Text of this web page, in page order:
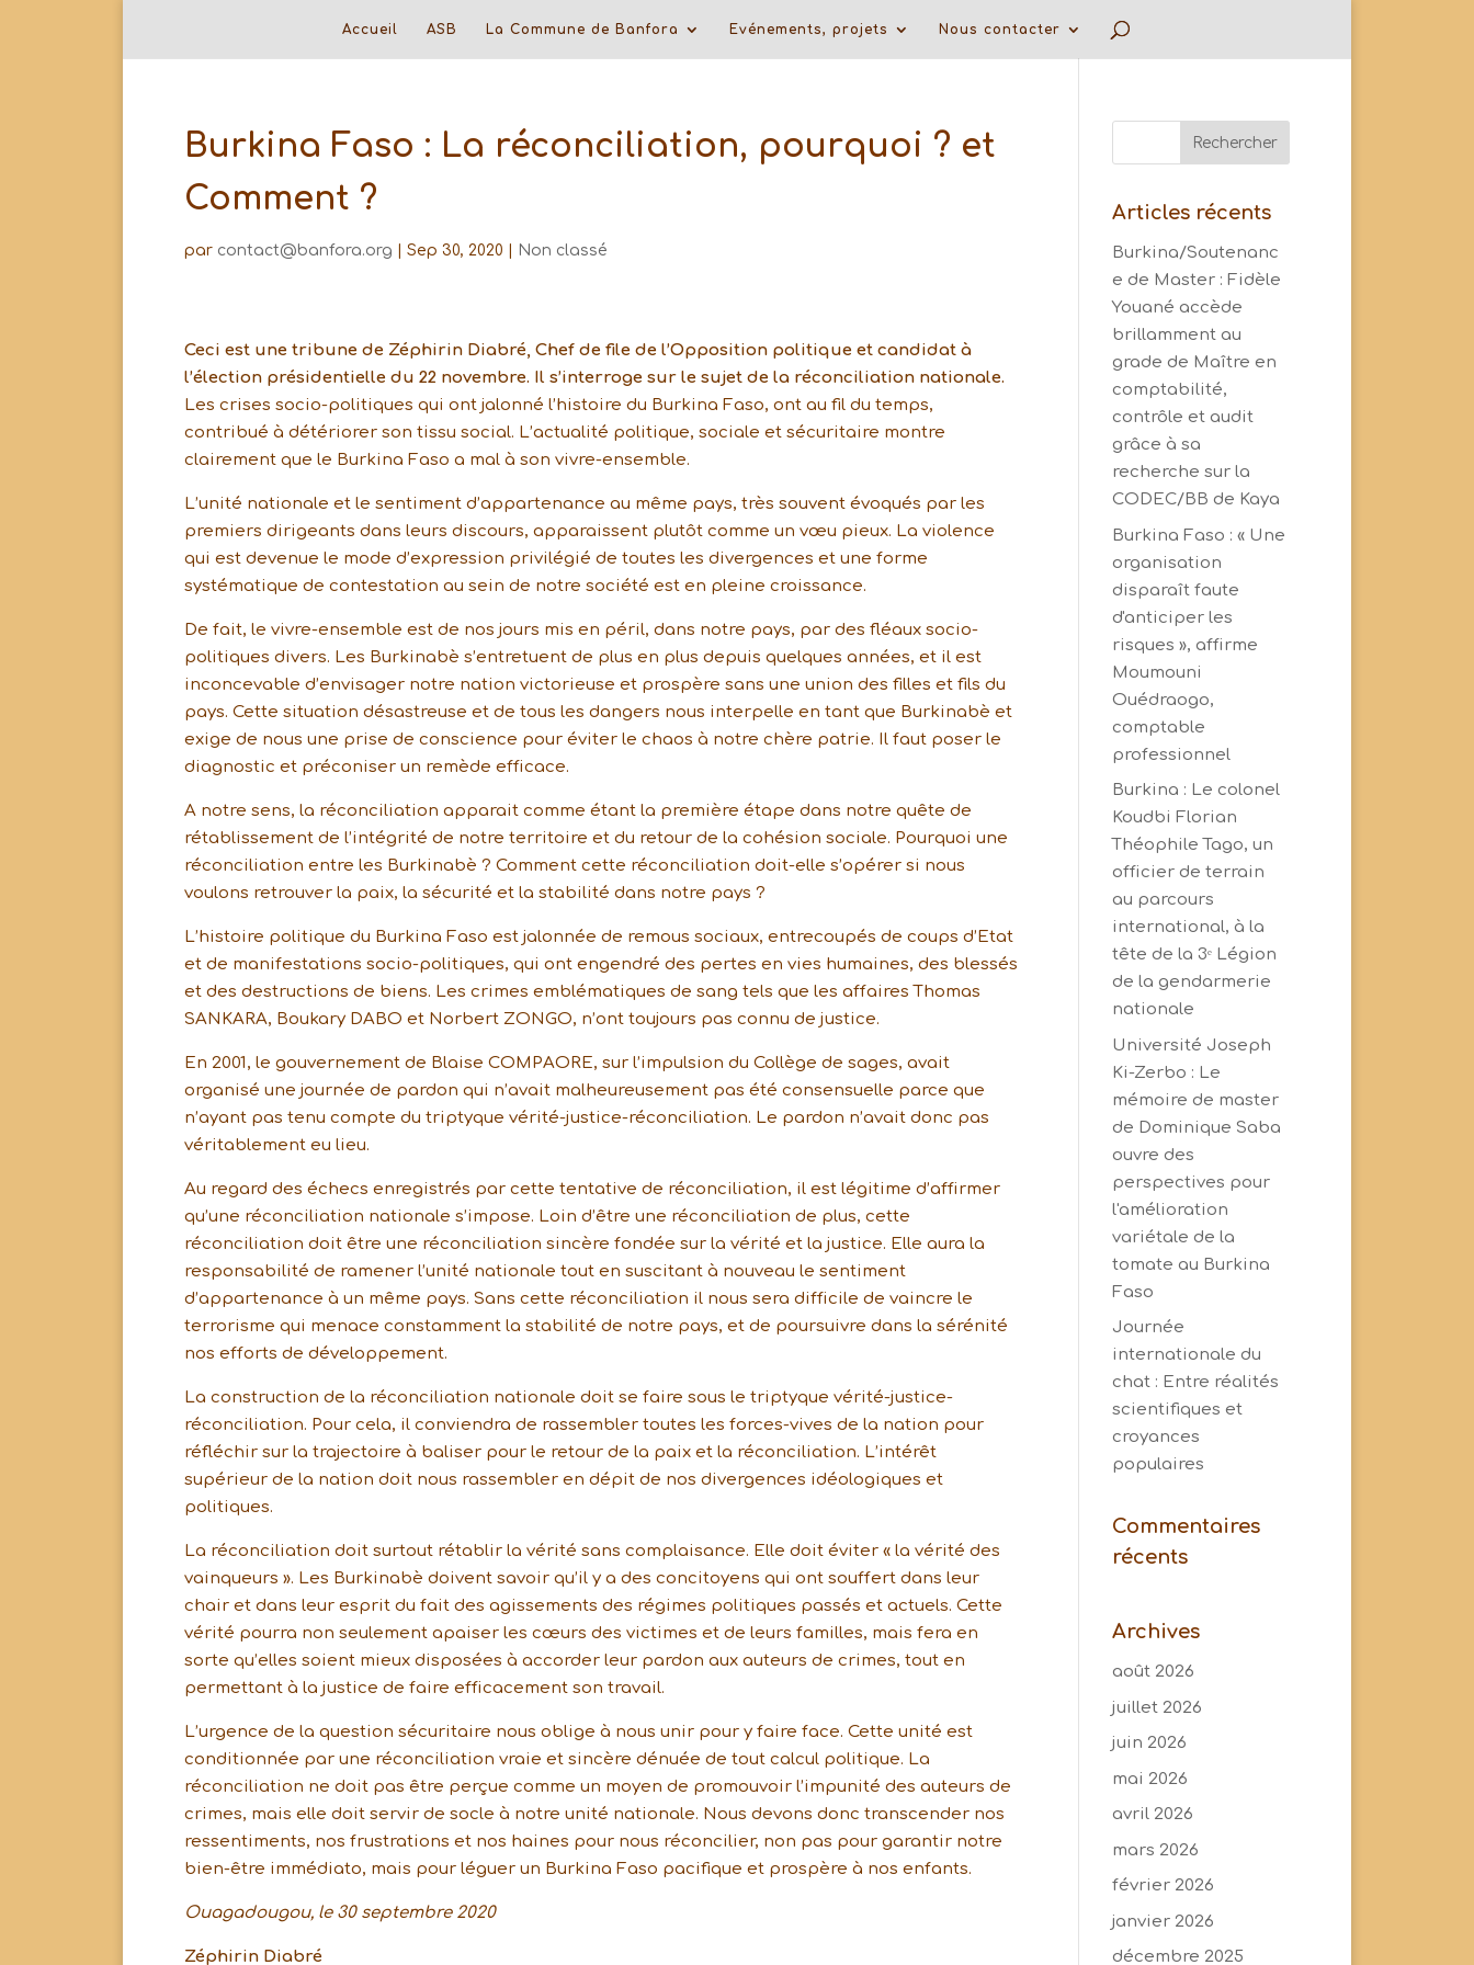
Accueil ASB La Commune de Banfora Evénements, projets Nous contacter
Burkina Faso : La réconciliation, pourquoi ? et
Comment ?
par contact@banfora.org Sep 30, 2020 Non classé
Ceci est une tribune de Zéphirin Diabré, Chef de file de l’Opposition politique et candidat à
l’élection présidentielle du 22 novembre. Il s’interroge sur le sujet de la réconciliation nationale.
Les crises socio-politiques qui ont jalonné l’histoire du Burkina Faso, ont au fil du temps,
contribué à détériorer son tissu social. L’actualité politique, sociale et sécuritaire montre
clairement que le Burkina Faso a mal à son vivre-ensemble.
L’unité nationale et le sentiment d’appartenance au même pays, très souvent évoqués par les
premiers dirigeants dans leurs discours, apparaissent plutôt comme un vœu pieux. La violence
qui est devenue le mode d’expression privilégié de toutes les divergences et une forme
systématique de contestation au sein de notre société est en pleine croissance.
De fait, le vivre-ensemble est de nos jours mis en péril, dans notre pays, par des fléaux socio-
politiques divers. Les Burkinabè s’entretuent de plus en plus depuis quelques années, et il est
inconcevable d’envisager notre nation victorieuse et prospère sans une union des filles et fils du
pays. Cette situation désastreuse et de tous les dangers nous interpelle en tant que Burkinabè et
exige de nous une prise de conscience pour éviter le chaos à notre chère patrie. Il faut poser le
diagnostic et préconiser un remède efficace.
A notre sens, la réconciliation apparait comme étant la première étape dans notre quête de
rétablissement de l’intégrité de notre territoire et du retour de la cohésion sociale. Pourquoi une
réconciliation entre les Burkinabè ? Comment cette réconciliation doit-elle s’opérer si nous
voulons retrouver la paix, la sécurité et la stabilité dans notre pays ?
L’histoire politique du Burkina Faso est jalonnée de remous sociaux, entrecoupés de coups d’Etat
et de manifestations socio-politiques, qui ont engendré des pertes en vies humaines, des blessés
et des destructions de biens. Les crimes emblématiques de sang tels que les affaires Thomas
SANKARA, Boukary DABO et Norbert ZONGO, n’ont toujours pas connu de justice.
En 2001, le gouvernement de Blaise COMPAORE, sur l’impulsion du Collège de sages, avait
organisé une journée de pardon qui n’avait malheureusement pas été consensuelle parce que
n’ayant pas tenu compte du triptyque vérité-justice-réconciliation. Le pardon n’avait donc pas
véritablement eu lieu.
Au regard des échecs enregistrés par cette tentative de réconciliation, il est légitime d’affirmer
qu’une réconciliation nationale s’impose. Loin d’être une réconciliation de plus, cette
réconciliation doit être une réconciliation sincère fondée sur la vérité et la justice. Elle aura la
responsabilité de ramener l’unité nationale tout en suscitant à nouveau le sentiment
d’appartenance à un même pays. Sans cette réconciliation il nous sera difficile de vaincre le
terrorisme qui menace constamment la stabilité de notre pays, et de poursuivre dans la sérénité
nos efforts de développement.
La construction de la réconciliation nationale doit se faire sous le triptyque vérité-justice-
réconciliation. Pour cela, il conviendra de rassembler toutes les forces-vives de la nation pour
réfléchir sur la trajectoire à baliser pour le retour de la paix et la réconciliation. L’intérêt
supérieur de la nation doit nous rassembler en dépit de nos divergences idéologiques et
politiques.
La réconciliation doit surtout rétablir la vérité sans complaisance. Elle doit éviter « la vérité des
vainqueurs ». Les Burkinabè doivent savoir qu’il y a des concitoyens qui ont souffert dans leur
chair et dans leur esprit du fait des agissements des régimes politiques passés et actuels. Cette
vérité pourra non seulement apaiser les cœurs des victimes et de leurs familles, mais fera en
sorte qu’elles soient mieux disposées à accorder leur pardon aux auteurs de crimes, tout en
permettant à la justice de faire efficacement son travail.
L’urgence de la question sécuritaire nous oblige à nous unir pour y faire face. Cette unité est
conditionnée par une réconciliation vraie et sincère dénuée de tout calcul politique. La
réconciliation ne doit pas être perçue comme un moyen de promouvoir l’impunité des auteurs de
crimes, mais elle doit servir de socle à notre unité nationale. Nous devons donc transcender nos
ressentiments, nos frustrations et nos haines pour nous réconcilier, non pas pour garantir notre
bien-être immédiato, mais pour léguer un Burkina Faso pacifique et prospère à nos enfants.
Ouagadougou, le 30 septembre 2020
Zéphirin Diabré
Articles récents
Burkina/Soutenanc
e de Master : Fidèle
Youané accède
brillamment au
grade de Maître en
comptabilité,
contrôle et audit
grâce à sa
recherche sur la
CODEC/BB de Kaya
Burkina Faso : « Une
organisation
disparaît faute
d'anticiper les
risques », affirme
Moumouni
Ouédraogo,
comptable
professionnel
Burkina : Le colonel
Koudbi Florian
Théophile Tago, un
officier de terrain
au parcours
international, à la
tête de la 3ᵉ Légion
de la gendarmerie
nationale
Université Joseph
Ki-Zerbo : Le
mémoire de master
de Dominique Saba
ouvre des
perspectives pour
l'amélioration
variétale de la
tomate au Burkina
Faso
Journée
internationale du
chat : Entre réalités
scientifiques et
croyances
populaires
Commentaires
récents
Archives
août 2026
juillet 2026
juin 2026
mai 2026
avril 2026
mars 2026
février 2026
janvier 2026
décembre 2025